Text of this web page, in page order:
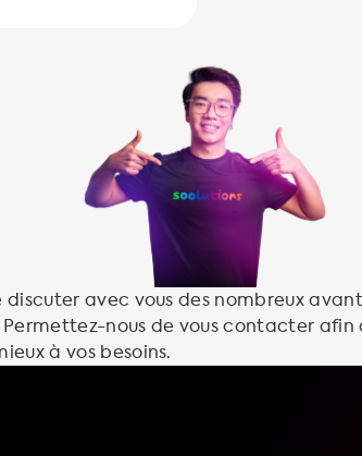
discuter avec vous des nombreux
nous de vous contacter
à vos besoins.